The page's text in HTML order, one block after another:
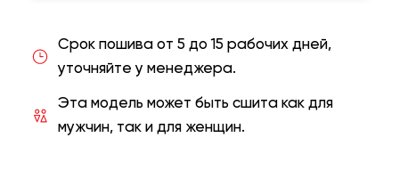
Срок пошива от 5 до 15 рабочих дней,
уточняйте у менеджера.
Эта модель может быть сшита как для
мужчин, так и для женщин.